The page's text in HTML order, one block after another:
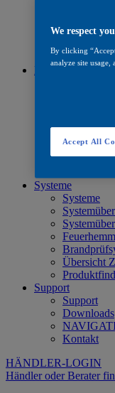
Quick
Farbe
— Never
Software
Systeme
Systeme
Übersicht
Support
Support
Downloads
Kontakt
HÄNDLER-LOGIN
Händler oder Berater
We respect
By clicking
analyze site
Accept All